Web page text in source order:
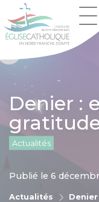
Denier :
Actualités
Actualités
Publié le 6